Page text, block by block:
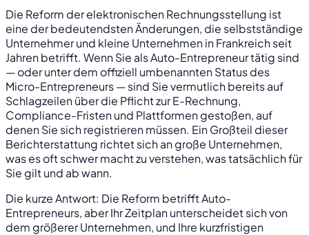
Die Reform der elektronischen Rechnungsstellung ist
eine der bedeutendsten Änderungen, die selbstständige
Unternehmer und kleine Unternehmen in Frankreich seit
Jahren betrifft. Wenn Sie als Auto-Entrepreneur tätig sind
— oder unter dem offiziell umbenannten Status des
Micro-Entrepreneurs — sind Sie vermutlich bereits auf
Schlagzeilen über die Pflicht zur E-Rechnung,
Compliance-Fristen und Plattformen gestoßen, auf
denen Sie sich registrieren müssen. Ein Großteil dieser
Berichterstattung richtet sich an große Unternehmen,
was es oft schwer macht zu verstehen, was tatsächlich für
Sie gilt und ab wann.
Die kurze Antwort: Die Reform betrifft Auto-
Entrepreneurs, aber Ihr Zeitplan unterscheidet sich von
dem größerer Unternehmen, und Ihre kurzfristigen